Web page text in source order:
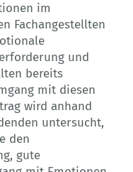
im
Fachangestellten
und
bereits
mit diesen
wird anhand
untersucht,
den
gute